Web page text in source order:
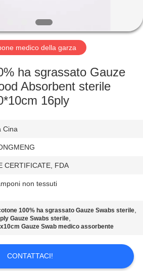
medico della garza
ha sgrassato Gauze
Absorbent sterile
16ply
Cina
CERTIFICATE, FDA
non tessuti
cotone 100% ha sgrassato Gauze Swabs sterile,
Gauze Swabs sterile,
Gauze Swab medico assorbente
CONTATTACI!